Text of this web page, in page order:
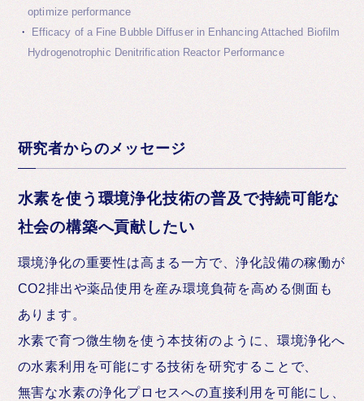
optimize performance
Efficacy of a Fine Bubble Diffuser in Enhancing Attached Biofilm
Hydrogenotrophic Denitrification Reactor Performance
研究者からのメッセージ
水素を使う環境浄化技術の普及で持続可能な
社会の構築へ貢献したい
環境浄化の重要性は高まる一方で、浄化設備の稼働が
CO2排出や薬品使用を産み環境負荷を高める側面も
あります。
水素で育つ微生物を使う本技術のように、環境浄化へ
の水素利用を可能にする技術を研究することで、
無害な水素の浄化プロセスへの直接利用を可能にし、